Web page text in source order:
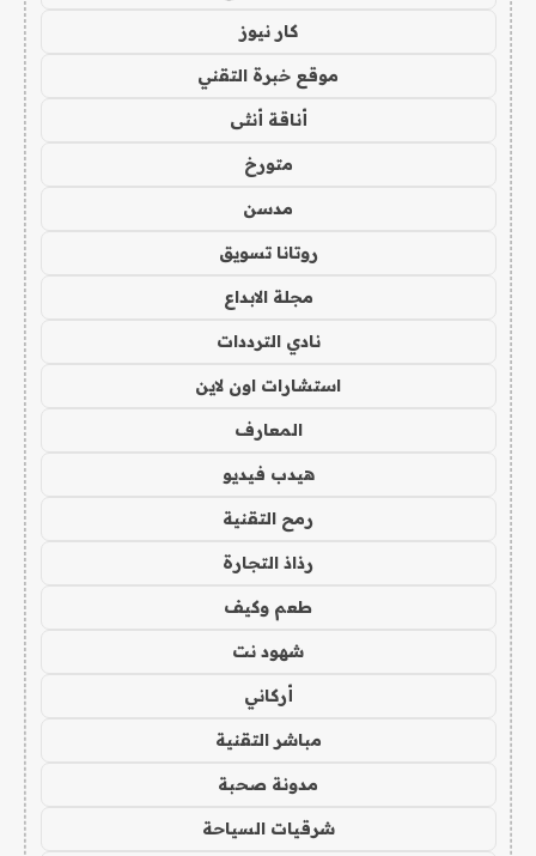
كار نيوز
موقع خبرة التقني
أناقة أنثى
متورخ
مدسن
روتانا تسويق
مجلة الابداع
نادي الترددات
استشارات اون لاين
المعارف
هيدب فيديو
رمح التقنية
رذاذ التجارة
طعم وكيف
شهود نت
أركاني
مباشر التقنية
مدونة صحبة
شرقيات السياحة